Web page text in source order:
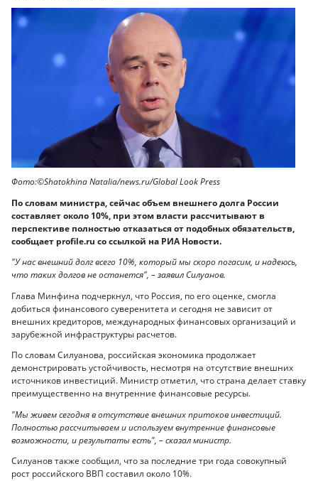
Фото:©Shatokhina Natalia/news.ru/Global Look Press
По словам министра, сейчас объем внешнего долга России
составляет около 10%, при этом власти рассчитывают в
перспективе полностью отказаться от подобных обязательств,
сообщает profile.ru со ссылкой на РИА Новости.
"У нас внешний долг всего 10%, который мы скоро погасим, и надеюсь,
что таких долгов не останется", – заявил Силуанов.
Глава Минфина подчеркнул, что Россия, по его оценке, смогла
добиться финансового суверенитета и сегодня не зависит от
внешних кредиторов, международных финансовых организаций и
зарубежной инфраструктуры расчетов.
По словам Силуанова, российская экономика продолжает
демонстрировать устойчивость, несмотря на отсутствие внешних
источников инвестиций. Министр отметил, что страна делает ставку
преимущественно на внутренние финансовые ресурсы.
"Мы живем сегодня в отсутствие внешних притоков инвестиций.
Полностью рассчитываем и используем внутренние финансовые
возможности, и результаты есть", – сказал министр.
Силуанов также сообщил, что за последние три года совокупный
рост российского ВВП составил около 10%.